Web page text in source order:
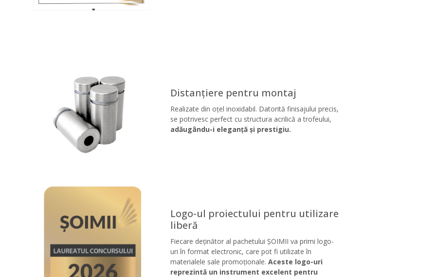
Distanțiere pentru montaj
Realizate din oțel inoxidabil. Datorită finisajului precis,
se potrivesc perfect cu structura acrilică a trofeului,
adăugându-i eleganță și prestigiu.
Logo-ul proiectului pentru utilizare
liberă
Fiecare deținător al pachetului ȘOIMII va primi logo-
uri în format electronic, care pot fi utilizate în
materialele sale promoționale. Aceste logo-uri
reprezintă un instrument excelent pentru